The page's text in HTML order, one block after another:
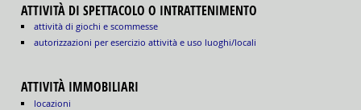
ATTIVITÀ DI SPETTACOLO O INTRATTENIMENTO
attività di giochi e scommesse
autorizzazioni per esercizio attività e uso luoghi/locali
ATTIVITÀ IMMOBILIARI
locazioni